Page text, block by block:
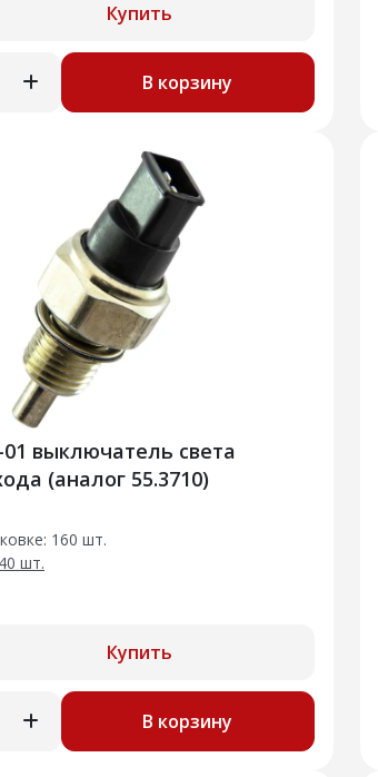
Купить
В корзину
01 выключатель света
(аналог 55.3710)
160 шт.
шт.
Купить
В корзину